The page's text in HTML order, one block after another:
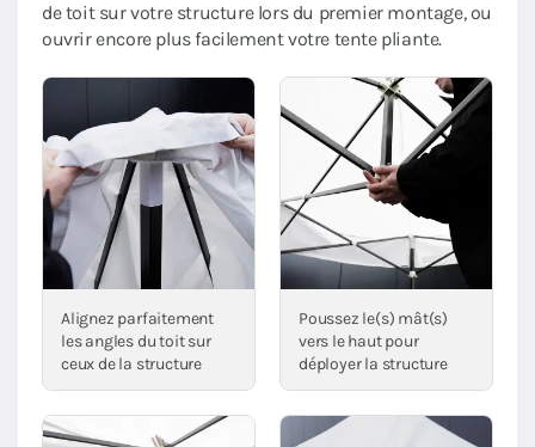
de toit sur votre structure lors du premier montage, ou
ouvrir encore plus facilement votre tente pliante.
Alignez parfaitement
les angles du toit sur
ceux de la structure
Poussez le(s) mât(s)
vers le haut pour
déployer la structure